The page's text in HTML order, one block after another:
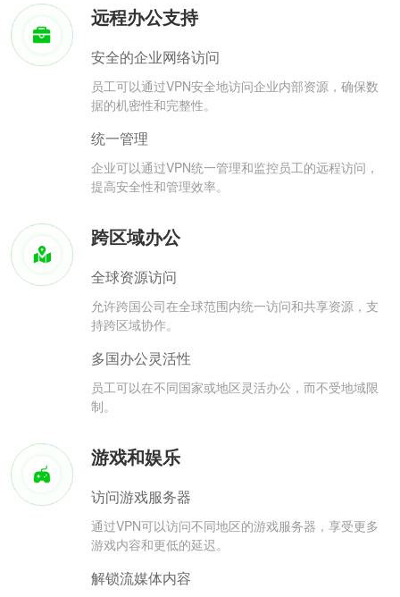
远程办公支持
安全的企业网络访问
员工可以通过VPN安全地访问企业内部资源，确保数
据的机密性和完整性。
统一管理
企业可以通过VPN统一管理和监控员工的远程访问，
提高安全性和管理效率。
跨区域办公
全球资源访问
允许跨国公司在全球范围内统一访问和共享资源，支
持跨区域协作。
多国办公灵活性
员工可以在不同国家或地区灵活办公，而不受地域限
制。
游戏和娱乐
访问游戏服务器
通过VPN可以访问不同地区的游戏服务器，享受更多
游戏内容和更低的延迟。
解锁流媒体内容